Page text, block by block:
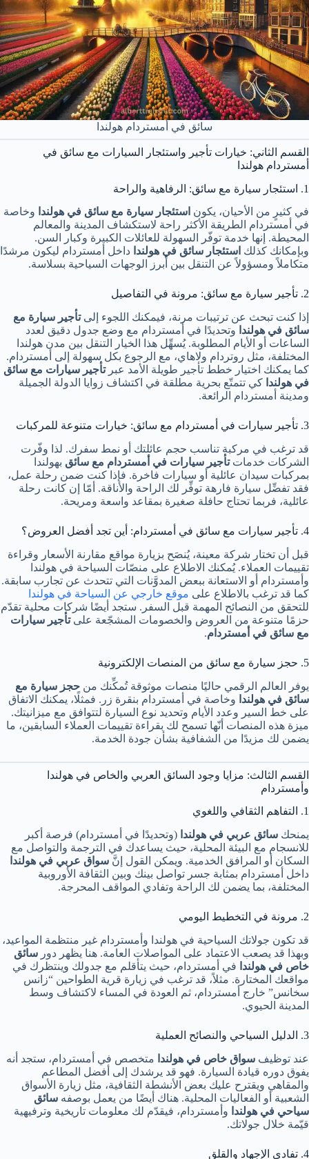
سائق في أمستردام هولندا
القسم الثاني: خيارات تأجير واستئجار السيارات مع سائق في
أمستردام هولندا
1. استئجار سيارة مع سائق: الرفاهية والراحة
في كثيرٍ من الأحيان، يكون استئجار سيارة مع سائق في هولندا وخاصة
في أمستردام الطريقة الأكثر راحة لاستكشاف المدينة والمعالم
المحيطة. إنها خدمة توفّر السهولة للعائلات الكبيرة وكبار السن.
وبإمكانك كذلك استئجار سائق في هولندا داخل أمستردام ليكون مرشدًا
متكاملاً ومسؤولاً عن التنقل بين أبرز الوجهات السياحية بسلاسة.
2. تأجير سيارة مع سائق: مرونة في التفاصيل
إذا كنت تبحث عن ترتيبات مرنة، فيمكنك اللجوء إلىتأجير سيارة مع
سائق في هولندا وتحديدًا في أمستردام مع وضع جدول دقيق لعدد
الساعات أو الأيام المطلوبة. يُسهِّل هذا الخيار التنقل بين مدن هولندا
المختلفة، مثل روتردام ولاهاي، مع الرجوع بكل سهولة إلى أمستردام.
كما يمكنك اختيار خطط تأجير طويلة الأمد عبرتأجير سيارات مع سائق
في هولندا كي تتمتّع بحرية مطلقة في اكتشاف زوايا الدولة الجميلة
ومدينة أمستردام الرائعة.
3. تأجير سيارات في أمستردام مع سائق: خيارات متنوعة للمركبات
قد ترغب في مركبة تناسب حجم عائلتك أو نمط سفرك. لذا وفّرت
الشركات خدماتتأجير سيارات في أمستردام مع سائق بهولندا
بمركبات سيدان عائلية أو سيارات فاخرة. فإذا كنت ضمن رحلة عمل،
فقد تفضِّل سيارة فارهة توفِّر لك الراحة والأناقة. أمّا إن كانت رحلة
عائلية، فربما تحتاج حافلة صغيرة بمقاعد واسعة ومريحة.
4. تأجير سيارات مع سائق في أمستردام: أين تجد أفضل العروض؟
قبل أن تختار شركة معينة، يُنصَح بزيارة مواقع مقارنة الأسعار وقراءة
تقييمات العملاء. يُمكنك الاطلاع على منصّات السياحة في هولندا
وأمستردام أو الاستعانة ببعض المدوَّنات التي تتحدث عن تجارب سابقة.
كما قد ترغب بالاطلاع على موقع خارجي عن السياحة في هولندا
للتحقق من النصائح المهمة قبل السفر. ستجد أيضًا شركات محلية تقدّم
حزمًا متنوعة من العروض والخصومات المشجّعة علىتأجير سيارات
مع سائق في أمستردام.
5. حجز سيارة مع سائق من المنصات الإلكترونية
يوفر العالم الرقمي حاليًا منصات موثوقة تُمكِّنك من حجز سيارة مع
سائق في هولندا وخاصة في أمستردام بنقرة زر. فمثلًا، يمكنك الاتفاق
على خط السير وعدد الأيام وتحديد نوع السيارة لتتوافق مع ميزانيتك.
ميزة هذه المنصات أنّها تسمح لك بقراءة تقييمات العملاء السابقين، ما
يضمن لك مزيدًا من الشفافية بشأن جودة الخدمة.
القسم الثالث: مزايا وجود السائق العربي والخاص في هولندا
وأمستردام
1. التفاهم الثقافي واللغوي
يمنحك سائق عربي في هولندا (وتحديدًا في أمستردام) فرصة أكبر
للانسجام مع البيئة المحلية، حيث يساعدك في الترجمة والتواصل مع
السكان أو المرافق الخدمية. ويمكن القول إنَّ سواق عربي في هولندا
داخل أمستردام بمثابة جسر تواصل بينك وبين الثقافة الأوروبية
المختلفة، بما يضمن لك الراحة وتفادي المواقف المحرجة.
2. مرونة في التخطيط اليومي
قد تكون جولاتك السياحية في هولندا وأمستردام غير منتظمة المواعيد،
وبهذا قد يصعب الاعتماد على المواصلات العامة. هنا يظهر دور سائق
خاص في هولندا في أمستردام، حيث يتأقلم مع جدولك وينتظرك في
مواقعك المختارة. مثلاً، قد ترغب في زيارة قرية الطواحين “زانس
سخانس” خارج أمستردام، ثم العودة في المساء لاكتشاف وسط
المدينة الحيوي.
3. الدليل السياحي والنصائح العملية
عند توظيف سواق خاص في هولندا متخصص في أمستردام، ستجد أنه
يفوق دوره قيادة السيارة. فهو قد يرشدك إلى أفضل المطاعم
والمقاهي ويقترح عليك بعض الأنشطة الثقافية، مثل زيارة الأسواق
الشعبية أو الفعاليات المحلية. هناك أيضًا من يعمل بوصفه سائق
سياحي في هولندا وأمستردام، فيقدّم لك معلومات تاريخية وترفيهية
قيّمة خلال جولاتك.
4. تفادي الإجهاد والقلق